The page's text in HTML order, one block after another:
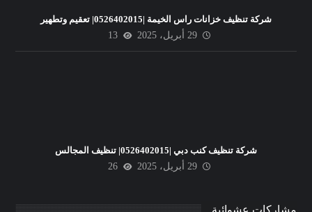
شركة تنظيف خزانات راس الخيمة |0526402015| تعقيم وتطهير
29 أبريل، 2025
13
شركة تنظيف كنب دبي |0526402015| تنظيف المجالس
29 أبريل، 2025
26
مشاركات عشوائية